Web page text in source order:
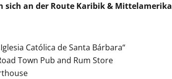
sich an der Route Karibik & Mittelamerika
Católica de Santa Bárbara“
Town Pub and Rum Store